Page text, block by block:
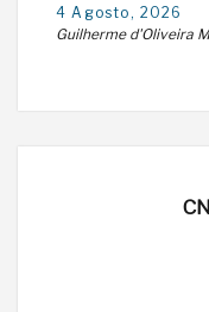
4 Agosto, 2026
Guilherme d'Oliveira